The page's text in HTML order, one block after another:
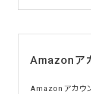
Amazonア
Amazonアカウ